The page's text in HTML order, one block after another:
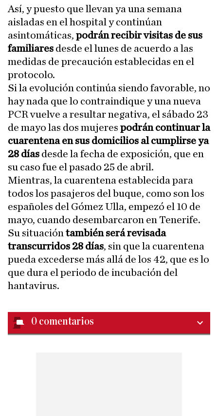
Así, y puesto que llevan ya una semana
aisladas en el hospital y continúan
asintomáticas, podrán recibir visitas de sus
familiares desde el lunes de acuerdo a las
medidas de precaución establecidas en el
protocolo.
Si la evolución continúa siendo favorable, no
hay nada que lo contraindique y una nueva
PCR vuelve a resultar negativa, el sábado 23
de mayo las dos mujeres podrán continuar la
cuarentena en sus domicilios al cumplirse ya
28 días desde la fecha de exposición, que en
su caso fue el pasado 25 de abril.
Mientras, la cuarentena establecida para
todos los pasajeros del buque, como son los
españoles del Gómez Ulla, empezó el 10 de
mayo, cuando desembarcaron en Tenerife.
Su situación también será revisada
transcurridos 28 días, sin que la cuarentena
pueda excederse más allá de los 42, que es lo
que dura el periodo de incubación del
hantavirus.
0 comentarios